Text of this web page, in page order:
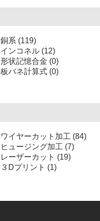
銅系 (119)
インコネル (12)
形状記憶合金 (0)
板バネ計算式 (0)
ワイヤーカット加工 (84)
ヒュージング加工 (7)
レーザーカット (19)
３Dプリント (1)